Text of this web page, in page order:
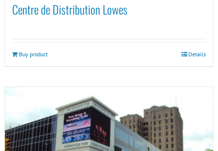
Centre de Distribution Lowes
Buy product Details